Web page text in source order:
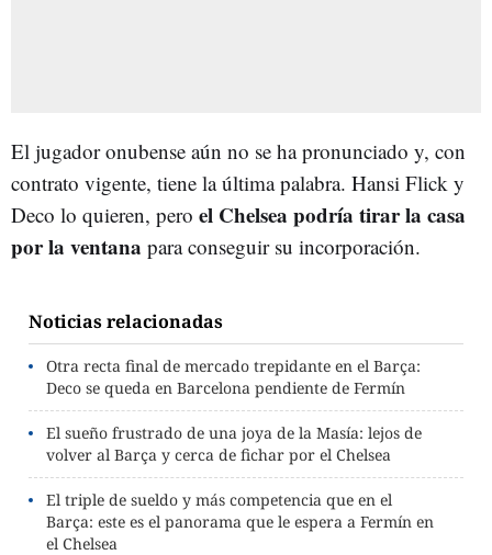
El jugador onubense aún no se ha pronunciado y, con
contrato vigente, tiene la última palabra. Hansi Flick y
Deco lo quieren, pero el Chelsea podría tirar la casa
por la ventana para conseguir su incorporación.
Noticias relacionadas
Otra recta final de mercado trepidante en el Barça:
Deco se queda en Barcelona pendiente de Fermín
El sueño frustrado de una joya de la Masía: lejos de
volver al Barça y cerca de fichar por el Chelsea
El triple de sueldo y más competencia que en el
Barça: este es el panorama que le espera a Fermín en
el Chelsea